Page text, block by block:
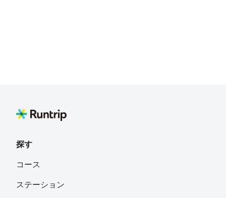
探す
コース
ステーション